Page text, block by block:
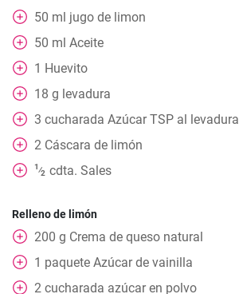
50 ml jugo de limon
50 ml Aceite
1 Huevito
18 g levadura
3 cucharada Azúcar TSP al levadura
2 Cáscara de limón
1⁄2 cdta. Sales
Relleno de limón
200 g Crema de queso natural
1 paquete Azúcar de vainilla
2 cucharada azúcar en polvo